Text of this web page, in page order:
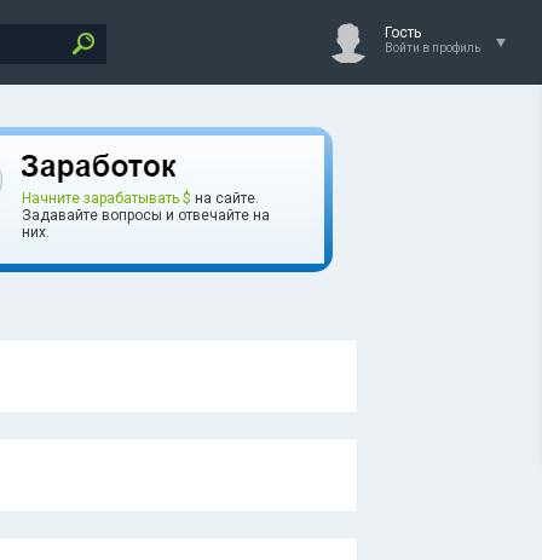
Гость
Войти в профиль
Начните зарабатывать $ на сайте.
Задавайте вопросы и отвечайте на
них.